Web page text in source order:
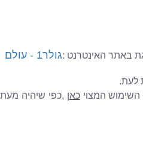
באתר האינטרנט :
גולר1 - עולם
לעת.
המצוי כאן ,כפי שיהיה מעת